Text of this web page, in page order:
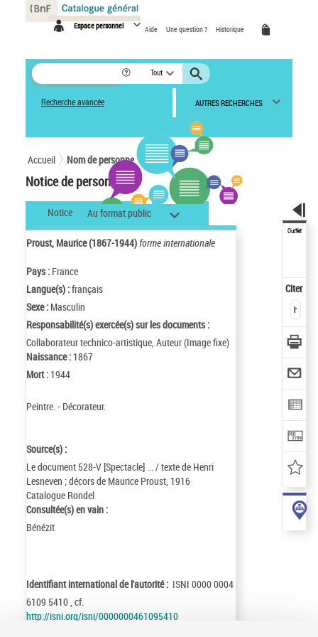
Espace personnel Aide Une question ? Historique
Tout
Recherche avancée AUTRES RECHERCHES
Accueil Nom de personne
Notice de personne
Notice Au format public
Proust, Maurice (1867-1944)forme internationale
Pays : France
Langue(s) :français
Sexe : Masculin
Responsabilité(s) exercée(s) sur les documents :
Collaborateur technico-artistique, Auteur (Image fixe)
Naissance : 1867
Mort : 1944
Peintre. - Décorateur.
Source(s) :
Le document 528-V [Spectacle] ... / texte de Henri
Lesneven ; décors de Maurice Proust, 1916
Catalogue Rondel
Consultée(s) en vain :
Bénézit
Identifiant international de l'autorité : ISNI 0000 0004
6109 5410 , cf.
http://isni.org/isni/0000000461095410
Outils
Citer
Panneau de gestion des cookies